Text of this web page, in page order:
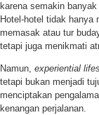
karena semakin
Hotel-hotel tidak hanya
memasak atau tur
tetapi juga menikmati
Namun, experiential
tetapi bukan menjadi
menciptakan
kenangan perjalanan.